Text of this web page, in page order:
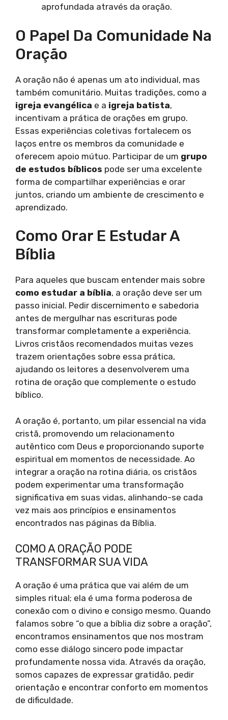
aprofundada através da oração.
O Papel Da Comunidade Na
Oração
A oração não é apenas um ato individual, mas
também comunitário. Muitas tradições, como a
igreja evangélica e a igreja batista,
incentivam a prática de orações em grupo.
Essas experiências coletivas fortalecem os
laços entre os membros da comunidade e
oferecem apoio mútuo. Participar de um grupo
de estudos bíblicos pode ser uma excelente
forma de compartilhar experiências e orar
juntos, criando um ambiente de crescimento e
aprendizado.
Como Orar E Estudar A
Bíblia
Para aqueles que buscam entender mais sobre
como estudar a bíblia, a oração deve ser um
passo inicial. Pedir discernimento e sabedoria
antes de mergulhar nas escrituras pode
transformar completamente a experiência.
Livros cristãos recomendados muitas vezes
trazem orientações sobre essa prática,
ajudando os leitores a desenvolverem uma
rotina de oração que complemente o estudo
bíblico.
A oração é, portanto, um pilar essencial na vida
cristã, promovendo um relacionamento
autêntico com Deus e proporcionando suporte
espiritual em momentos de necessidade. Ao
integrar a oração na rotina diária, os cristãos
podem experimentar uma transformação
significativa em suas vidas, alinhando-se cada
vez mais aos princípios e ensinamentos
encontrados nas páginas da Bíblia.
COMO A ORAÇÃO PODE
TRANSFORMAR SUA VIDA
A oração é uma prática que vai além de um
simples ritual; ela é uma forma poderosa de
conexão com o divino e consigo mesmo. Quando
falamos sobre “o que a bíblia diz sobre a oração”,
encontramos ensinamentos que nos mostram
como esse diálogo sincero pode impactar
profundamente nossa vida. Através da oração,
somos capazes de expressar gratidão, pedir
orientação e encontrar conforto em momentos
de dificuldade.